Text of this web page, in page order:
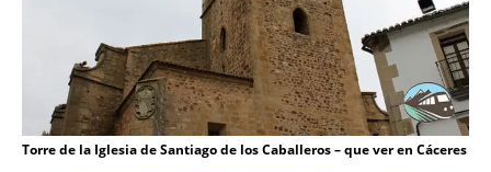
Torre de la Iglesia de Santiago de los Caballeros – que ver en Cáceres